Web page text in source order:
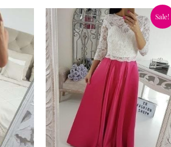
Sale!
Pôvodná
cena
bola:
65.90€.
Aktuálna
cena
je:
46.90€.